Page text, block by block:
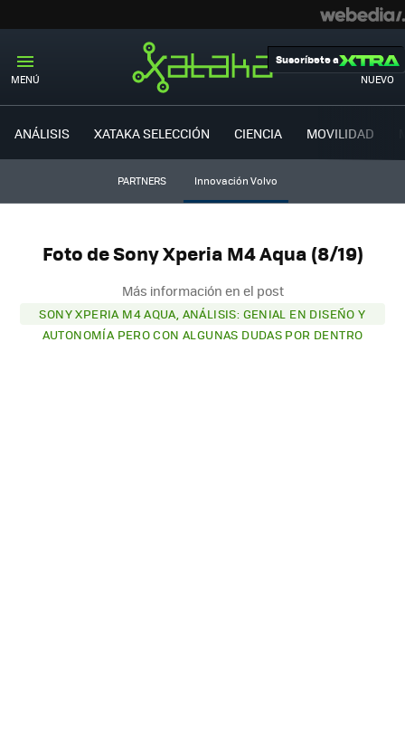
MENÚ NUEVO
Suscríbete a
ANÁLISIS XATAKA SELECCIÓN CIENCIA MOVILIDAD
PARTNERS Innovación Volvo
Foto de Sony Xperia M4 Aqua (8/19)
Más información en el post
SONY XPERIA M4 AQUA, ANÁLISIS: GENIAL EN DISEÑO Y
AUTONOMÍA PERO CON ALGUNAS DUDAS POR DENTRO